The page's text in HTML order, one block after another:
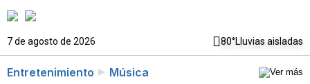
7 de agosto de 2026 80°Lluvias aisladas
Entretenimiento Música